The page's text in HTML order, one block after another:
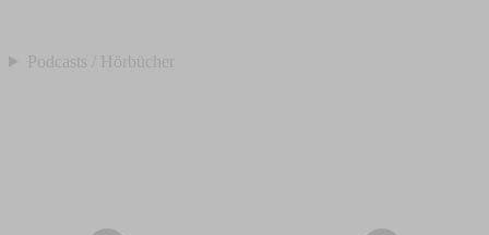
Podcasts / Hörbücher